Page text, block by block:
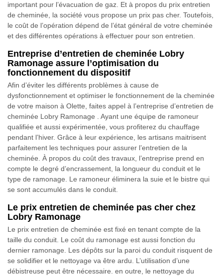
important pour l’évacuation de gaz. Et à propos du prix entretien
de cheminée, la société vous propose un prix pas cher. Toutefois,
le coût de l’opération dépend de l’état général de votre cheminée
et des différentes opérations à effectuer pour son entretien.
Entreprise d’entretien de cheminée Lobry
Ramonage assure l’optimisation du
fonctionnement du dispositif
Afin d’éviter les différents problèmes à cause de
dysfonctionnement et optimiser le fonctionnement de la cheminée
de votre maison à Olette, faites appel à l’entreprise d’entretien de
cheminée Lobry Ramonage . Ayant une équipe de ramoneur
qualifiée et aussi expérimentée, vous profiterez du chauffage
pendant l’hiver. Grâce à leur expérience, les artisans maitrisent
parfaitement les techniques pour assurer l’entretien de la
cheminée. À propos du coût des travaux, l’entreprise prend en
compte le degré d’encrassement, la longueur du conduit et le
type de ramonage. Le ramoneur éliminera la suie et le bistre qui
se sont accumulés dans le conduit.
Le prix entretien de cheminée pas cher chez
Lobry Ramonage
Le prix entretien de cheminée est fixé en tenant compte de la
taille du conduit. Le coût du ramonage est aussi fonction du
dernier ramonage. Les dépôts sur la paroi du conduit risquent de
se solidifier et le nettoyage va être ardu. L’utilisation d’une
débistreuse peut être nécessaire. en outre, le nettoyage du